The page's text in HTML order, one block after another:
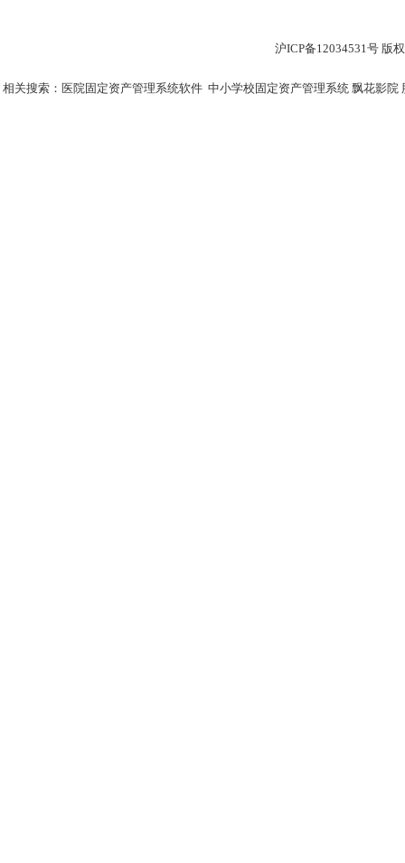
沪ICP备12034531号 版
相关搜索： 医院固定资产管理系统软件 中小学校固定资产管理系统 飘花影院